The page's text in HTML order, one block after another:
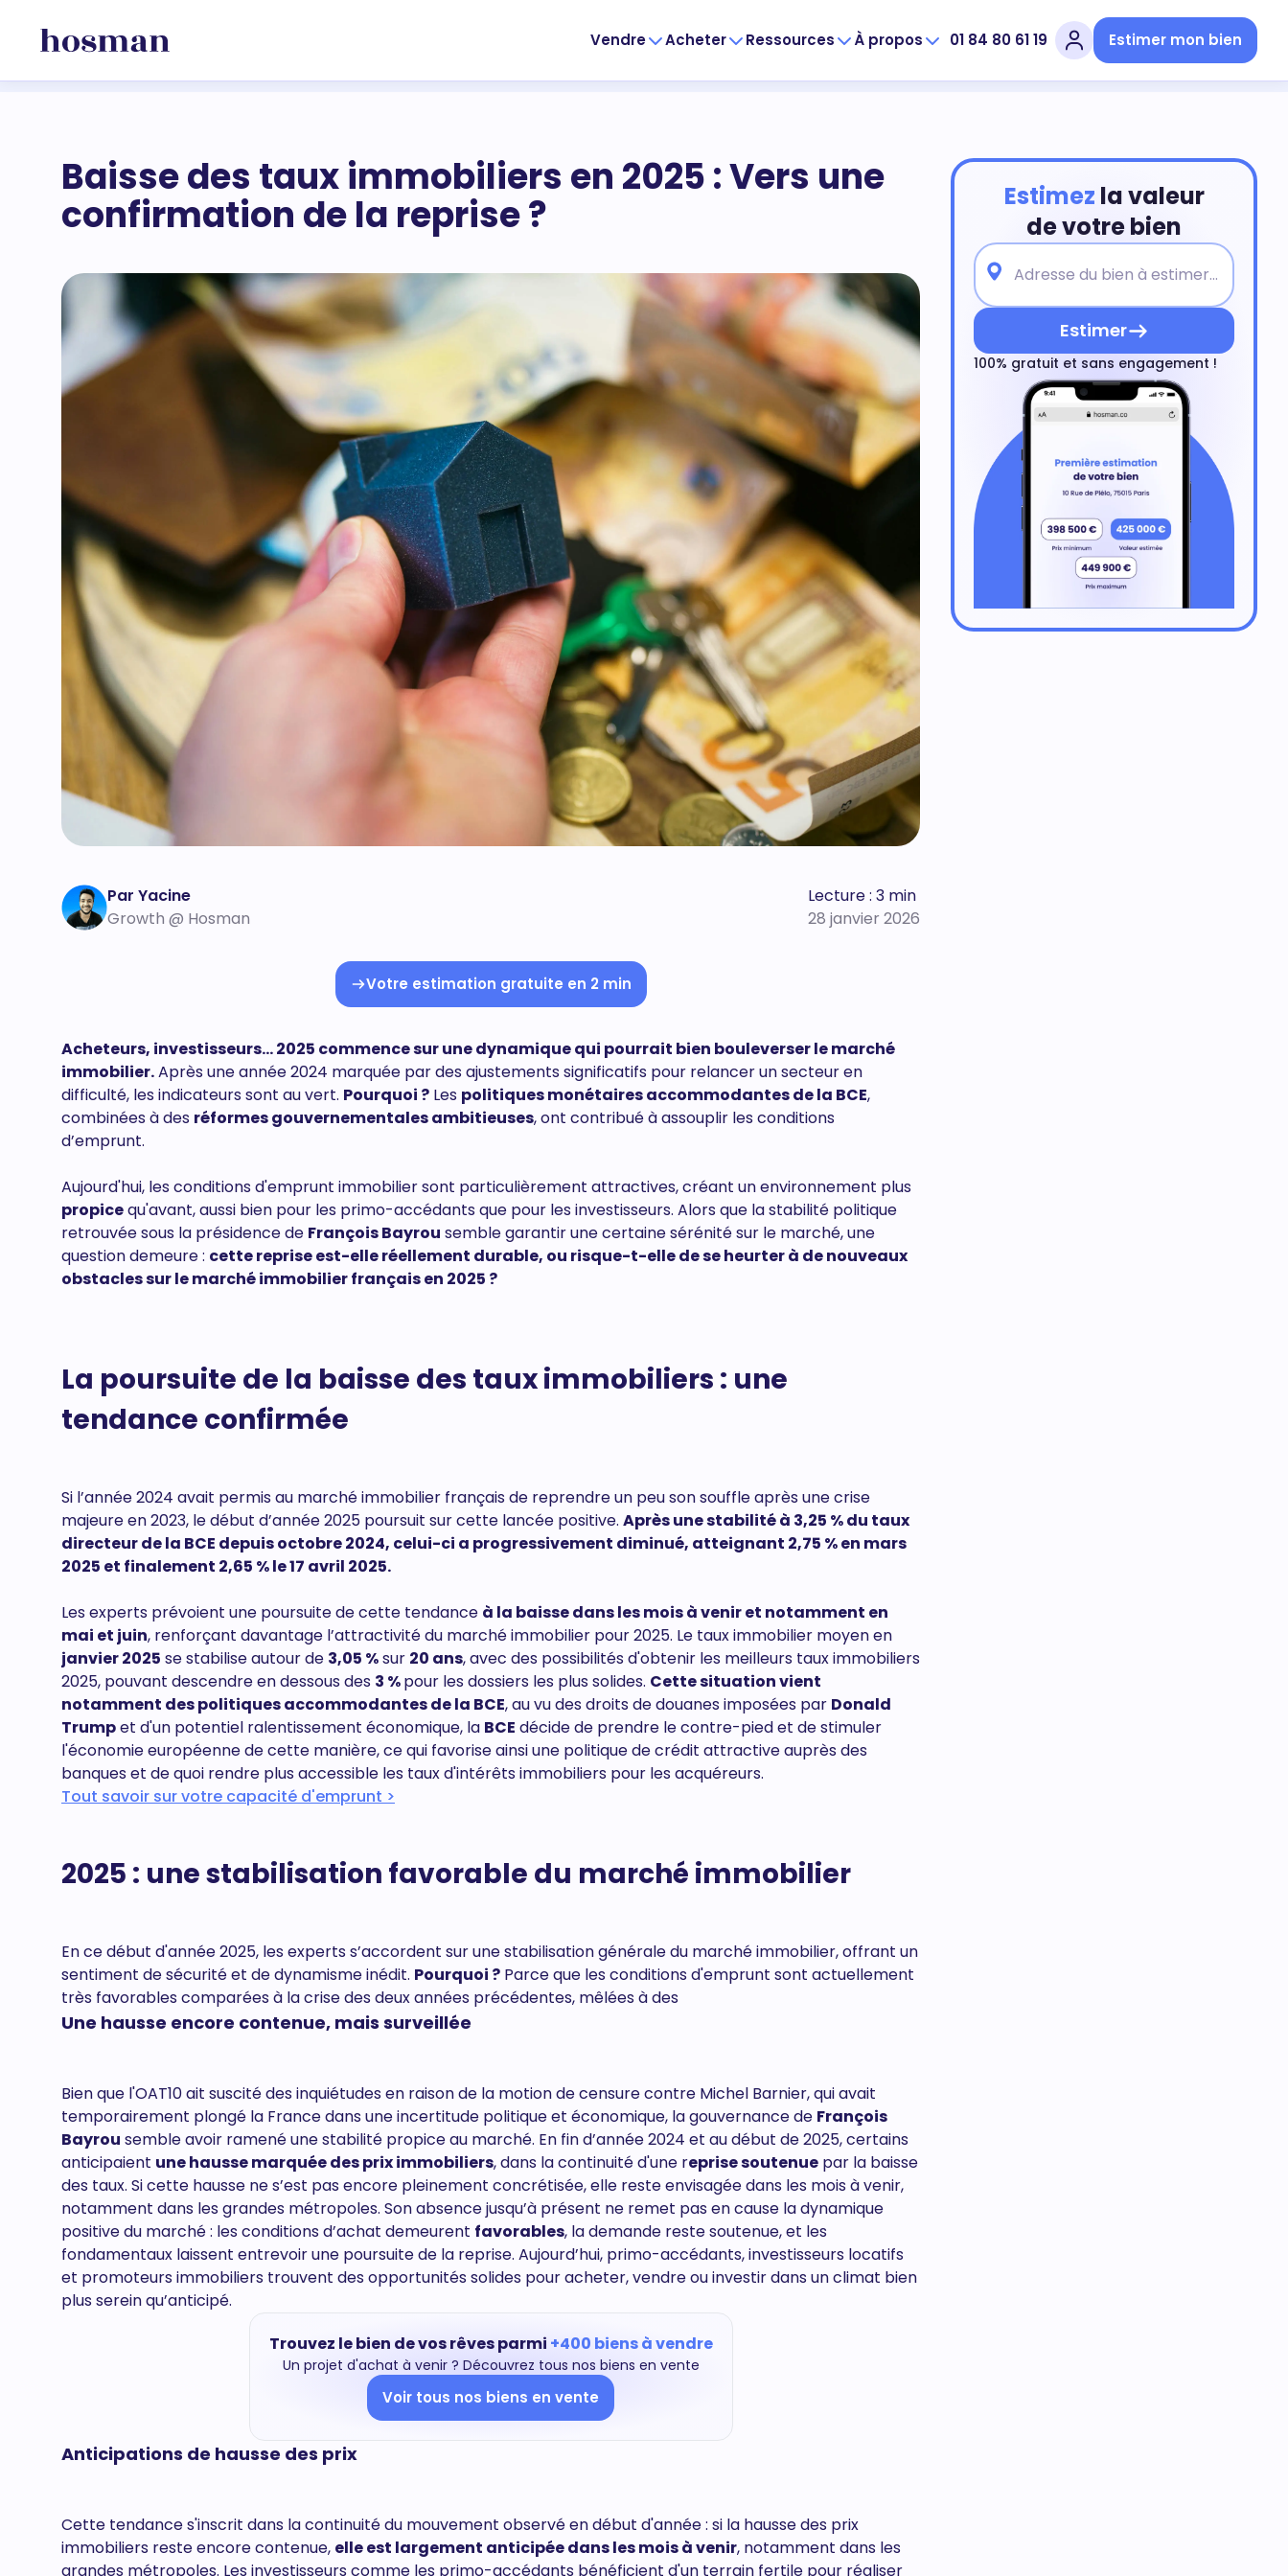
Vendre Acheter Ressources À propos 01 84 80 61 19 Estimer mon bien
Baisse des taux immobiliers en 2025 : Vers une
confirmation de la reprise ?
Par Yacine
Growth @ Hosman
Lecture : 3 min
28 janvier 2026
Votre estimation gratuite en 2 min
Acheteurs, investisseurs... 2025 commence sur une dynamique qui pourrait bien bouleverser le marché
immobilier.Après une année 2024 marquée par des ajustements significatifs pour relancer un secteur en
difficulté, les indicateurs sont au vert. Pourquoi ? Les politiques monétaires accommodantes de la BCE,
combinées à des réformes gouvernementales ambitieuses, ont contribué à assouplir les conditions
d’emprunt.
Aujourd'hui, les conditions d'emprunt immobilier sont particulièrement attractives, créant un environnement plus
propicequ'avant, aussi bien pour les primo-accédants que pour les investisseurs. Alors que la stabilité politique
retrouvée sous la présidence de François Bayrou semble garantir une certaine sérénité sur le marché, une
question demeure : cette reprise est-elle réellement durable, ou risque-t-elle de se heurter à de nouveaux
obstacles sur le marché immobilier français en 2025 ?
La poursuite de la baisse des taux immobiliers : une
tendance confirmée
Si l’année 2024 avait permis au marché immobilier français de reprendre un peu son souffle après une crise
majeure en 2023, le début d’année 2025 poursuit sur cette lancée positive. Après une stabilité à 3,25 % du taux
directeur de la BCE depuis octobre 2024, celui-ci a progressivement diminué, atteignant 2,75 % en mars
2025 et finalement 2,65 % le 17 avril 2025.
Les experts prévoient une poursuite de cette tendance à la baisse dans les mois à venir et notamment en
mai et juin, renforçant davantage l’attractivité du marché immobilier pour 2025. Le taux immobilier moyen en
janvier 2025 se stabilise autour de 3,05 %sur 20 ans, avec des possibilités d'obtenir les meilleurs taux immobiliers
2025, pouvant descendre en dessous des 3 %pour les dossiers les plus solides. Cette situation vient
notamment des politiques accommodantes de la BCE, au vu des droits de douanes imposées par Donald
Trumpet d'un potentiel ralentissement économique, la BCE décide de prendre le contre-pied et de stimuler
l'économie européenne de cette manière, ce qui favorise ainsi une politique de crédit attractive auprès des
banques et de quoi rendre plus accessible les taux d'intérêts immobiliers pour les acquéreurs.
Tout savoir sur votre capacité d'emprunt >
2025 : une stabilisation favorable du marché immobilier
En ce début d'année 2025, les experts s’accordent sur une stabilisation générale du marché immobilier, offrant un
sentiment de sécurité et de dynamisme inédit. Pourquoi ? Parce que les conditions d'emprunt sont actuellement
très favorables comparées à la crise des deux années précédentes, mêlées à des
Une hausse encore contenue, mais surveillée
Bien que l'OAT10 ait suscité des inquiétudes en raison de la motion de censure contre Michel Barnier, qui avait
temporairement plongé la France dans une incertitude politique et économique, la gouvernance de François
Bayrou semble avoir ramené une stabilité propice au marché. En fin d’année 2024 et au début de 2025, certains
anticipaient une hausse marquée des prix immobiliers, dans la continuité d'une reprise soutenue par la baisse
des taux. Si cette hausse ne s’est pas encore pleinement concrétisée, elle reste envisagée dans les mois à venir,
notamment dans les grandes métropoles. Son absence jusqu’à présent ne remet pas en cause la dynamique
positive du marché : les conditions d’achat demeurent favorables, la demande reste soutenue, et les
fondamentaux laissent entrevoir une poursuite de la reprise. Aujourd’hui, primo-accédants, investisseurs locatifs
et promoteurs immobiliers trouvent des opportunités solides pour acheter, vendre ou investir dans un climat bien
plus serein qu’anticipé.
Trouvez le bien de vos rêves parmi +400 biens à vendre
Un projet d'achat à venir ? Découvrez tous nos biens en vente
Voir tous nos biens en vente
Anticipations de hausse des prix
Cette tendance s'inscrit dans la continuité du mouvement observé en début d'année : si la hausse des prix
immobiliers reste encore contenue, elle est largement anticipée dans les mois à venir, notamment dans les
grandes métropoles. Les investisseurs comme les primo-accédants bénéficient d'un terrain fertile pour réaliser
Estimez la valeur
de votre bien
Estimer
100% gratuit et sans engagement !